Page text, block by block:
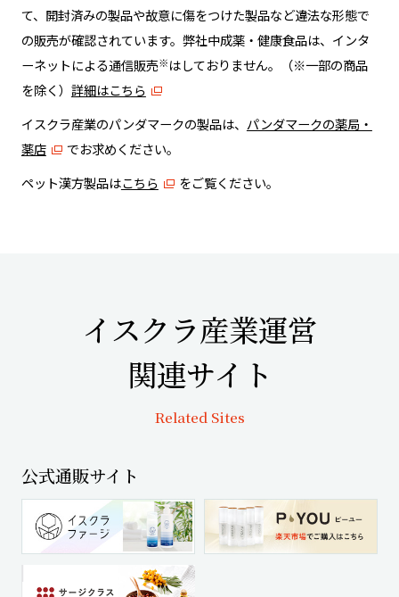
て、開封済みの製品や故意に傷をつけた製品など違法な形態で
の販売が確認されています。弊社中成薬・健康食品は、インタ
ーネットによる通信販売※はしておりません。（※一部の商品
を除く） 詳細はこちら
イスクラ産業のパンダマークの製品は、 パンダマークの薬局・
薬店
でお求めください。
ペット漢方製品はこちら をご覧ください。
イスクラ産業運営
関連サイト
Related Sites
公式通販サイト